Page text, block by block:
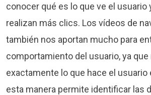
conocer qué es lo que ve el usuario
realizan más clics. Los vídeos de
también nos aportan mucho para
comportamiento del usuario, ya
exactamente lo que hace el usuario
esta manera permite identificar las